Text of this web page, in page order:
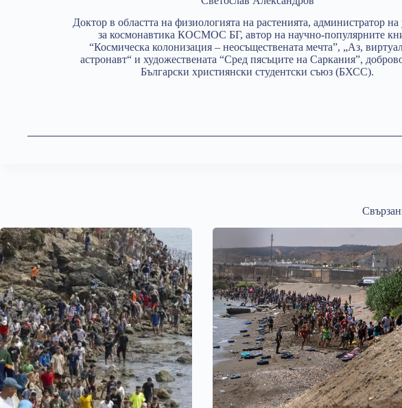
Доктор в областта на физиологията на растенията, администратор на
за космонавтика КОСМОС БГ, автор на научно-популярните
“Космическа колонизация – неосъществената мечта”, „Аз,
астронавт“ и художествената “Сред пясъците на Саркания”,
Български християнски студентски съюз (БХСС).